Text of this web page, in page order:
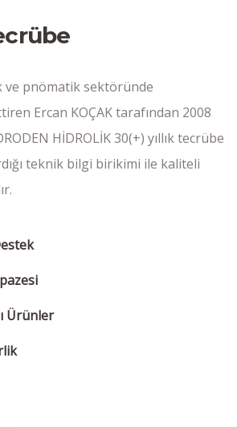
ve pnömatik sektöründe
Ercan KOÇAK tarafından 2008
HİDROLİK 30(+) yıllık tecrübe
teknik bilgi birikimi ile kaliteli
Ürünler